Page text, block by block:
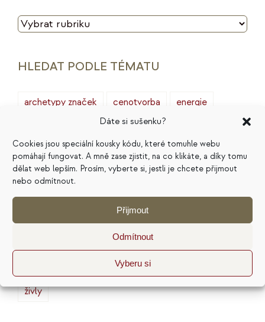
Dáte si sušenku?
Cookies jsou speciální kousky kódu, které tomuhle webu
pomáhají fungovat. A mně zase zjistit, na co klikáte, a díky tomu
dělat web lepším. Prosím, vyberte si, jestli je chcete přijmout
nebo odmítnout.
Přijmout
Odmítnout
Vyberu si
CO
HLEDAT PODLE TÉMATU
archetypy značek cenotvorba
energie
ideální zákazník
intuice
konkurence legacy
magie
marketing
masterminding
mindset
minimalismus
plán podnikání
prodej
strategie
web
živly